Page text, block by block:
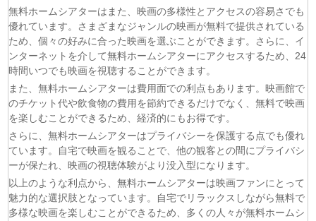
(05/08)LV999の村人 第7話
(05/08)片田舎のおっさん、剣聖になるII 第5話
(05/08)ヒロイン？聖女？いいえ、オールワークスメイドです
（誇）！ 第7話
(05/08)幼女戦記Ⅱ 第5話
(05/08) 花ざかりの君たちへ 第2期 第7話
無料ホームシアターはまた、映画の多様性とアクセスの容易さでも
優れています。さまざまなジャンルの映画が無料で提供されている
ため、個々の好みに合った映画を選ぶことができます。さらに、イ
ンターネットを介して無料ホームシアターにアクセスするため、24
時間いつでも映画を視聴することができます。
また、無料ホームシアターは費用面での利点もあります。映画館で
のチケット代や飲食物の費用を節約できるだけでなく、無料で映画
を楽しむことができるため、経済的にもお得です。
さらに、無料ホームシアターはプライバシーを保護する点でも優れ
ています。自宅で映画を観ることで、他の観客との間にプライバシ
ーが保たれ、映画の視聴体験がより没入型になります。
以上のような利点から、無料ホームシアターは映画ファンにとって
魅力的な選択肢となっています。自宅でリラックスしながら無料で
多様な映画を楽しむことができるため、多くの人々が無料ホームシ